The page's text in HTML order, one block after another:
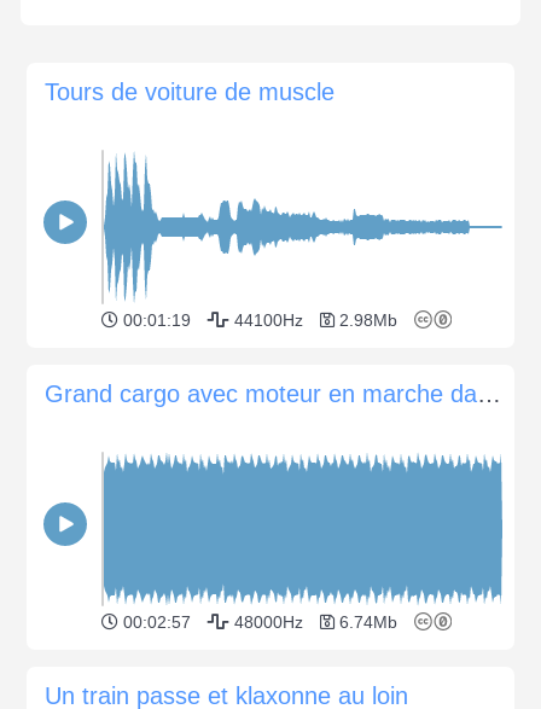
Tours de voiture de muscle
00:01:19 44100Hz 2.98Mb
Grand cargo avec moteur en marche dans le port
00:02:57 48000Hz 6.74Mb
Un train passe et klaxonne au loin